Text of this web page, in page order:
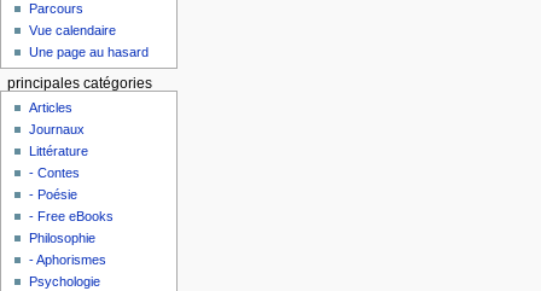
Parcours
Vue calendaire
Une page au hasard
principales catégories
Articles
Journaux
Littérature
- Contes
- Poésie
- Free eBooks
Philosophie
- Aphorismes
Psychologie